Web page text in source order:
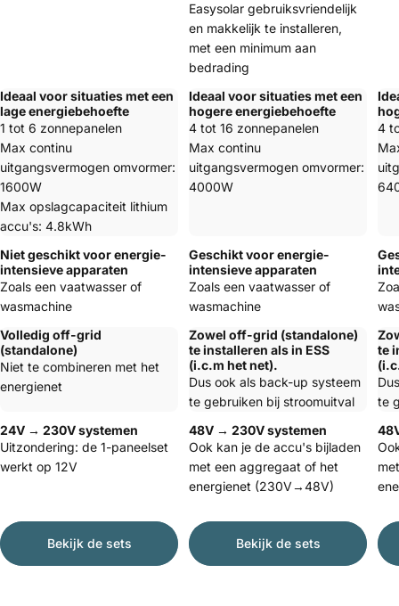
Easysolar gebruiksvriendelijk
en makkelijk te installeren,
met een minimum aan
bedrading
Ideaal voor situaties met een
lage energiebehoefte
1 tot 6 zonnepanelen
Max continu
uitgangsvermogen omvormer:
1600W
Max opslagcapaciteit lithium
accu's: 4.8kWh
Ideaal voor situaties met een
hogere energiebehoefte
4 tot 16 zonnepanelen
Max continu
uitgangsvermogen omvormer:
4000W
4
Niet geschikt voor energie-
intensieve apparaten
Zoals een vaatwasser of
wasmachine
Geschikt voor energie-
intensieve apparaten
Zoals een vaatwasser of
wasmachine
Volledig off-grid
(standalone)
Niet te combineren met het
energienet
Zowel off-grid (standalone)
te installeren als in ESS
(i.c.m het net).
Dus ook als back-up systeem
te gebruiken bij stroomuitval
te
te
24V → 230V systemen
Uitzondering: de 1-paneelset
werkt op 12V
48V → 230V systemen
Ook kan je de accu's bijladen
met een aggregaat of het
energienet (230V→48V)
Bekijk de sets Bekijk de sets